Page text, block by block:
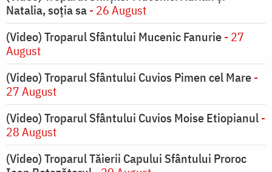
Natalia, soția sa- 26 August
(Video) Troparul Sfântului Mucenic Fanurie- 27
August
(Video) Troparul Sfântului Cuvios Pimen cel Mare-
27 August
(Video) Troparul Sfântului Cuvios Moise Etiopianul-
28 August
(Video) Troparul Tăierii Capului Sfântului Proroc